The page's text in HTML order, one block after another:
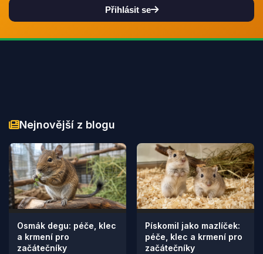
Přihlásit se
Nejnovější z blogu
Osmák degu: péče, klec
a krmení pro
začátečníky
Pískomil jako mazlíček:
péče, klec a krmení pro
začátečníky